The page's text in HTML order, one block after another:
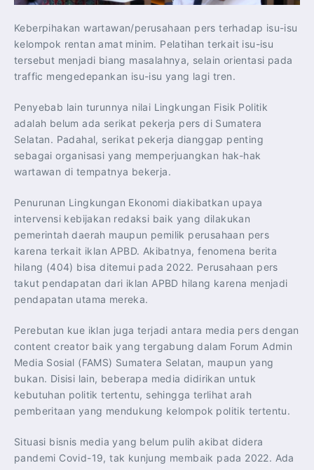
Keberpihakan wartawan/perusahaan pers terhadap isu-isu
kelompok rentan amat minim. Pelatihan terkait isu-isu
tersebut menjadi biang masalahnya, selain orientasi pada
traffic mengedepankan isu-isu yang lagi tren.
Penyebab lain turunnya nilai Lingkungan Fisik Politik
adalah belum ada serikat pekerja pers di Sumatera
Selatan. Padahal, serikat pekerja dianggap penting
sebagai organisasi yang memperjuangkan hak-hak
wartawan di tempatnya bekerja.
Penurunan Lingkungan Ekonomi diakibatkan upaya
intervensi kebijakan redaksi baik yang dilakukan
pemerintah daerah maupun pemilik perusahaan pers
karena terkait iklan APBD. Akibatnya, fenomena berita
hilang (404) bisa ditemui pada 2022. Perusahaan pers
takut pendapatan dari iklan APBD hilang karena menjadi
pendapatan utama mereka.
Perebutan kue iklan juga terjadi antara media pers dengan
content creator baik yang tergabung dalam Forum Admin
Media Sosial (FAMS) Sumatera Selatan, maupun yang
bukan. Disisi lain, beberapa media didirikan untuk
kebutuhan politik tertentu, sehingga terlihat arah
pemberitaan yang mendukung kelompok politik tertentu.
Situasi bisnis media yang belum pulih akibat didera
pandemi Covid-19, tak kunjung membaik pada 2022. Ada